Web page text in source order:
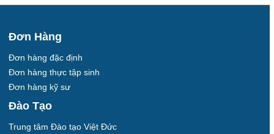
Đơn Hàng
Đơn hàng đặc định
Đơn hàng thực tập sinh
Đơn hàng kỹ sư
Đào Tạo
Trung tâm Đào tạo Việt Đức